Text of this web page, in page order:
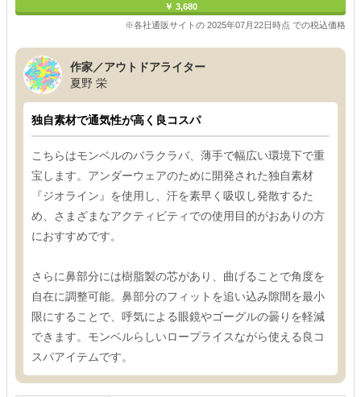
￥ 3,680
※各社通販サイトの 2025年07月22日時点 での税込価格
作家／アウトドアライター
夏野 栄
独自素材で通気性が高く良コスパ
こちらはモンベルのバラクラバ、薄手で幅広い環境下で重
宝します。アンダーウェアのために開発された独自素材
『ジオライン』を使用し、汗を素早く吸収し発散するた
め、さまざまなアクティビティでの使用目的がおありの方
におすすめです。
さらに鼻部分には樹脂製の芯があり、曲げることで角度を
自在に調整可能。鼻部分のフィットを追い込み隙間を最小
限にすることで、呼気による眼鏡やゴーグルの曇りを軽減
できます。モンベルらしいロープライスながら使える良コ
スパアイテムです。